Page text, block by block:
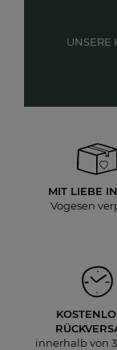
UNSERE
MIT LIEBE
Vogesen
innerhalb von